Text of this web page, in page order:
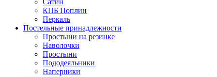
Сатин
КПБ Поплин
Перкаль
Постельные принадлежности
Простыни на резинке
Наволочки
Простыни
Пододеяльники
Наперники